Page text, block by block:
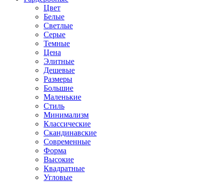
Цвет
Белые
Светлые
Серые
Темные
Цена
Элитные
Дешевые
Размеры
Большие
Маленькие
Стиль
Минимализм
Классические
Скандинавские
Современные
Форма
Высокие
Квадратные
Угловые